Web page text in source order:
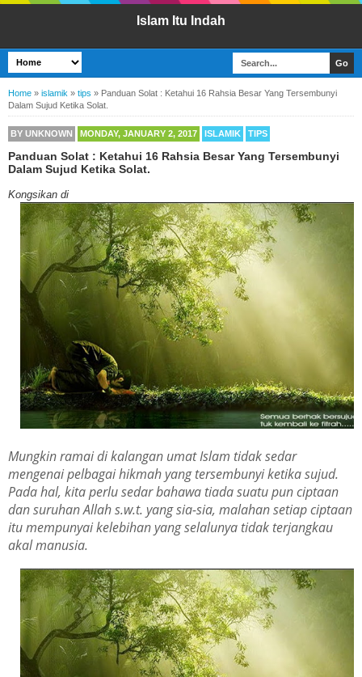
Islam Itu Indah
Home » islamik » tips » Panduan Solat : Ketahui 16 Rahsia Besar Yang Tersembunyi
Dalam Sujud Ketika Solat.
BY UNKNOWN MONDAY, JANUARY 2, 2017 ISLAMIK TIPS
Panduan Solat : Ketahui 16 Rahsia Besar Yang Tersembunyi
Dalam Sujud Ketika Solat.
Kongsikan di
Mungkin ramai di kalangan umat Islam tidak sedar
mengenai pelbagai hikmah yang tersembunyi ketika sujud.
Pada hal, kita perlu sedar bahawa tiada suatu pun ciptaan
dan suruhan Allah s.w.t. yang sia-sia, malahan setiap ciptaan
itu mempunyai kelebihan yang selalunya tidak terjangkau
akal manusia.